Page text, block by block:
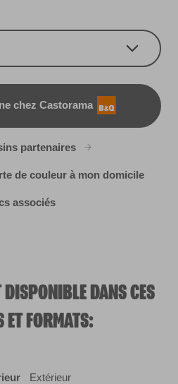
chez Castorama
partenaires
de couleur à mon domicile
associés
DANS CES
ET FORMATS:
Extérieur